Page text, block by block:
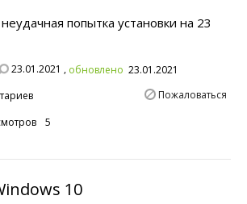
попытка установки на ‎23
23.01.2021 , обновлено 23.01.2021
Пожаловаться
5
10